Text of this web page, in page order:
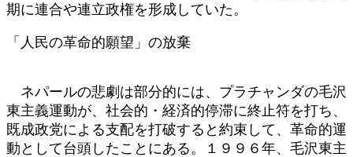
期に連合や連立政権を形成していた。
「人民の革命的願望」の放棄
ネパールの悲劇は部分的には、プラチャンダの毛沢
東主義運動が、社会的・経済的停滞に終止符を打ち、
既成政党による支配を打破すると約束して、革命的運
動として台頭したことにある。１９９６年、毛沢東主